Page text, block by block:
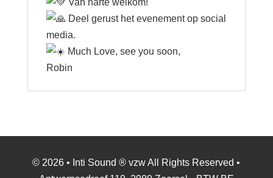
Deel gerust het evenement op social
media.
Much Love, see you soon,
Robin
© 2026 • Inti Sound ® vzw All Rights Reserved •